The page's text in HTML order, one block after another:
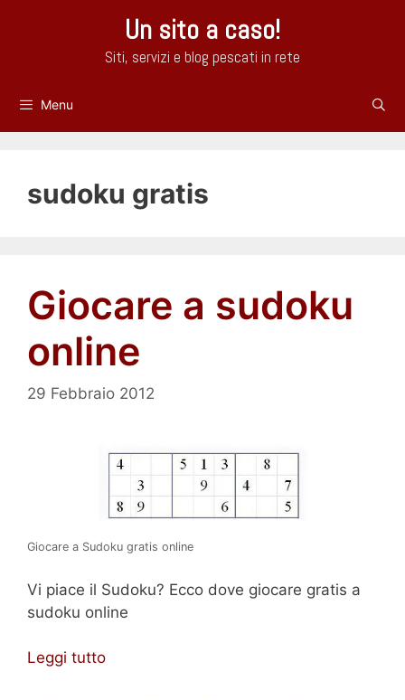
Un sito a caso!
Siti, servizi e blog pescati in rete
Menu
sudoku gratis
Giocare a sudoku
online
29 Febbraio 2012
Giocare a Sudoku gratis online
Vi piace il Sudoku? Ecco dove giocare gratis a
sudoku online
Leggi tutto